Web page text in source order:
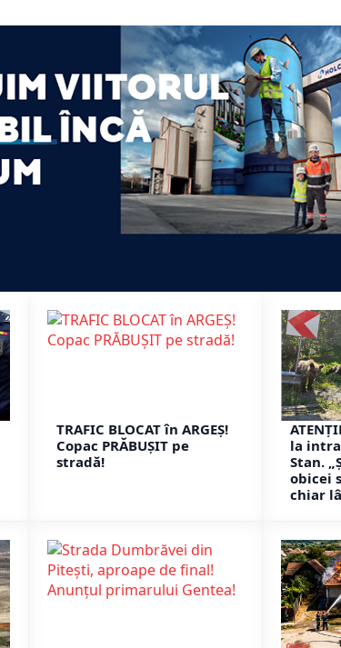
TRAFIC BLOCAT în ARGEȘ!
Copac PRĂBUȘIT pe
stradă!
la
Stan.
obicei
chiar